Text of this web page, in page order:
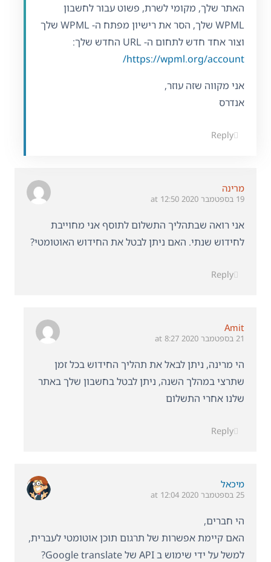
האתר שלך, מקומי לשרת, פשוט עבור לחשבון
WPML שלך, הסר את רישיון מפתח ה- WPML שלך
וצור אחד חדש לתחום ה- URL החדש שלך:
https://wpml.org/account/
אני מקווה שזה עוזר,
אנדרס
Reply
מרינה
19 בספטמבר 2020 at 12:50
אני רואה שבתהליך התשלום לתוסף אני מחוייבת
לחידוש שנתי. האם ניתן לבטל את החידוש האוטומטי?
Reply
Amit
21 בספטמבר 2020 at 8:27
הי מרינה, ניתן לבאל את תהליך החידוש בכל זמן
שתרצי במהלך השנה, ניתן לבטל בחשבון שלך באתר
שלנו אחרי התשלום
Reply
מיכאל
25 בספטמבר 2020 at 12:04
הי חברים,
האם קיימת אפשרות של תרגום תוכן אוטומטי לעברית,
למשל על ידי שימוש ב API של Google translate?